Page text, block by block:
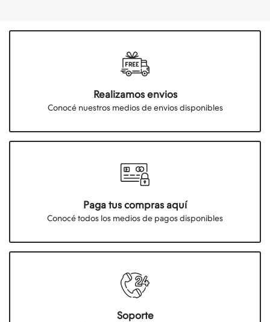
Realizamos envios
Conocé nuestros medios de envios disponibles
Paga tus compras aquí
Conocé todos los medios de pagos disponibles
Soporte